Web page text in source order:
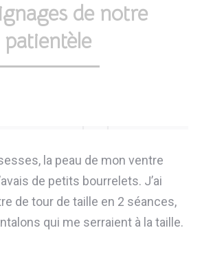
de notre
patientèle
la peau de mon ventre
de petits bourrelets. J’ai
de tour de taille en 2 séances,
qui me serraient à la taille.